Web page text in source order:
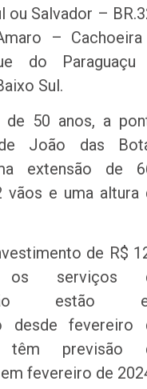
ou Salvador –
–
do
Sul.
de 50 anos, a
João das
extensão de
vãos e uma altura
de R$
os serviços
estão
desde fevereiro
previsão
fevereiro de